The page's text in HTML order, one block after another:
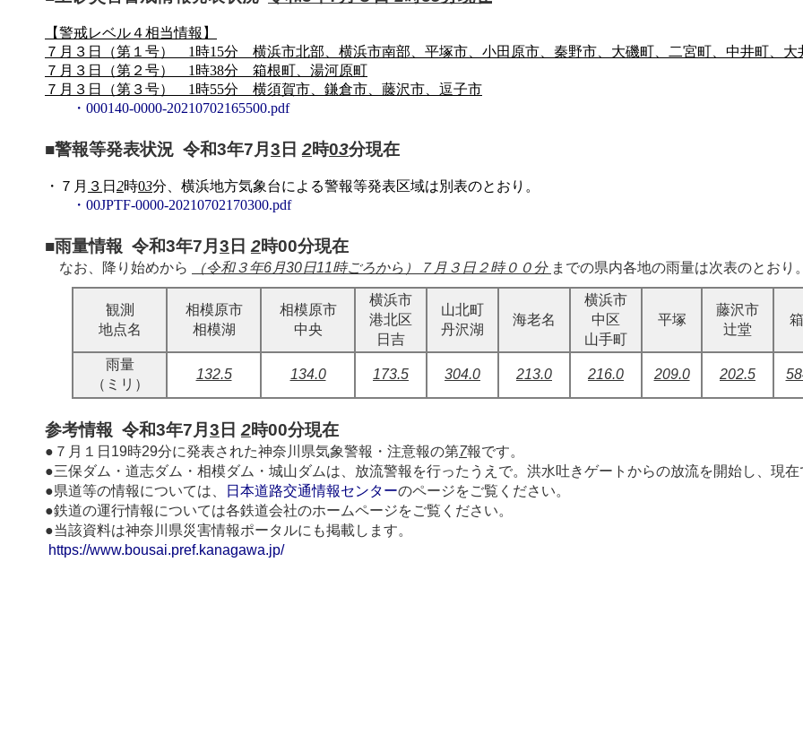
【警戒レベル４相当情報】
７月３日（第１号） 1時15分 横浜市北部、横浜市南部、平塚市、小田原市、秦野市、大磯町、二宮町、中井町、大
７月３日（第２号） 1時38分 箱根町、湯河原町
７月３日（第３号） 1時55分 横須賀市、鎌倉市、藤沢市、逗子市
・000140-0000-20210702165500.pdf
■警報等発表状況 令和3年7月 3 日 2時03分現在
・７月 ３ 日 2時03分、横浜地方気象台による警報等発表区域は別表のとおり。
・00JPTF-0000-20210702170300.pdf
■雨量情報 令和3年7月 3 日 2時00分現在
なお、降り始めから （令和３年6月30日11時ごろから）７月３日２時００分 までの県内各地の雨量は次表のとおり。
観測
地点名
相模原市
相模湖
相模原市
中央
横浜市
港北区
日吉
山北町
丹沢湖
海老名
横浜市
中区
山手町
平塚
藤沢市
辻堂
雨量
（ミリ）
132.5 134.0 173.5 304.0 213.0 216.0 209.0 202.5
参考情報 令和3年7月 3 日 2時00分現在
●７月１日19時29分に発表された神奈川県気象警報・注意報の第7報です。
●三保ダム・道志ダム・相模ダム・城山ダムは、放流警報を行ったうえで。洪水吐きゲートからの放流を開始し、現在
●県道等の情報については、
日本道路交通情報センターのページをご覧ください。
●鉄道の運行情報については各鉄道会社のホームページをご覧ください。
●当該資料は神奈川県災害情報ポータルにも掲載します。
https://www.bousai.pref.kanagawa.jp/